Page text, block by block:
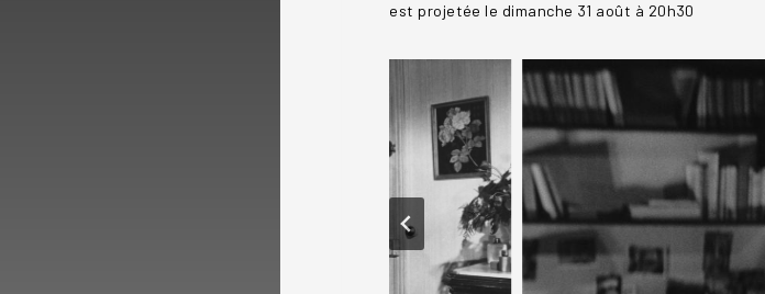
est projetée le dimanche 31 août à 20h30